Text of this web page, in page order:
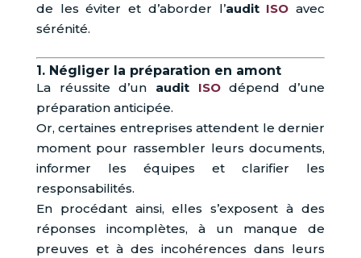
de les éviter et d’aborder l’audit ISO avec
sérénité.
1. Négliger la préparation en amont
La réussite d’un audit ISOdépend d’une
préparation anticipée.
Or, certaines entreprises attendent le dernier
moment pour rassembler leurs documents,
informer les équipes et clarifier les
responsabilités.
En procédant ainsi, elles s’exposent à des
réponses incomplètes, à un manque de
preuves et à des incohérences dans leurs